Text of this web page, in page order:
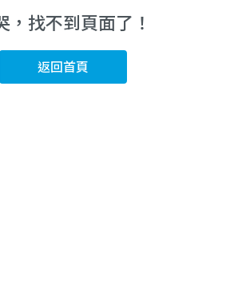
，找不到頁面了！
返回首頁